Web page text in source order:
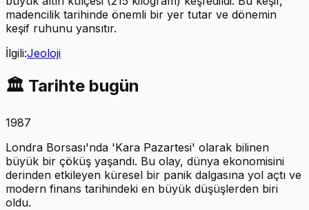
madencilik tarihinde önemli bir yer tutar ve dönemin
keşif ruhunu yansıtır.
İlgili:Jeoloji
🏛️ Tarihte bugün
1987
Londra Borsası'nda 'Kara Pazartesi' olarak bilinen
büyük bir çöküş yaşandı. Bu olay, dünya ekonomisini
derinden etkileyen küresel bir panik dalgasına yol açtı ve
modern finans tarihindeki en büyük düşüşlerden biri
oldu.